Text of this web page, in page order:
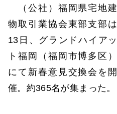
（公社）福岡県宅地建
物取引業協会東部支部は
13日、グランドハイアッ
ト福岡（福岡市博多区）
にて新春意見交換会を開
催。約365名が集まった。